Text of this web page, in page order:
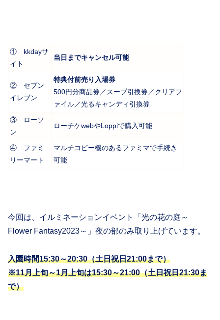
① kkdayサ
イト
当日までキャンセル可能
② セブン
イレブン
特典付前売り入場券
500円分商品券／スープ引換券／クリアフ
ァイル／光るキャンディ引換券
③ ローソ
ン
ローチケwebやLoppiで購入可能
④ ファミ
リーマート
マルチコピー機のあるファミマで手続き
可能
今回は、イルミネーションイベント「光の花の庭～
Flower Fantasy2023～」夜の部のみ取り上げています。
入園時間15:30～20:30（土日祝日21:00まで）
※11月上旬～1月上旬は15:30～21:00（土日祝日21:30ま
で）